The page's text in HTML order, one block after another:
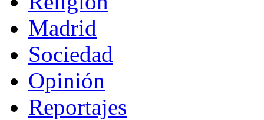
Madrid
Sociedad
Opinión
Reportajes